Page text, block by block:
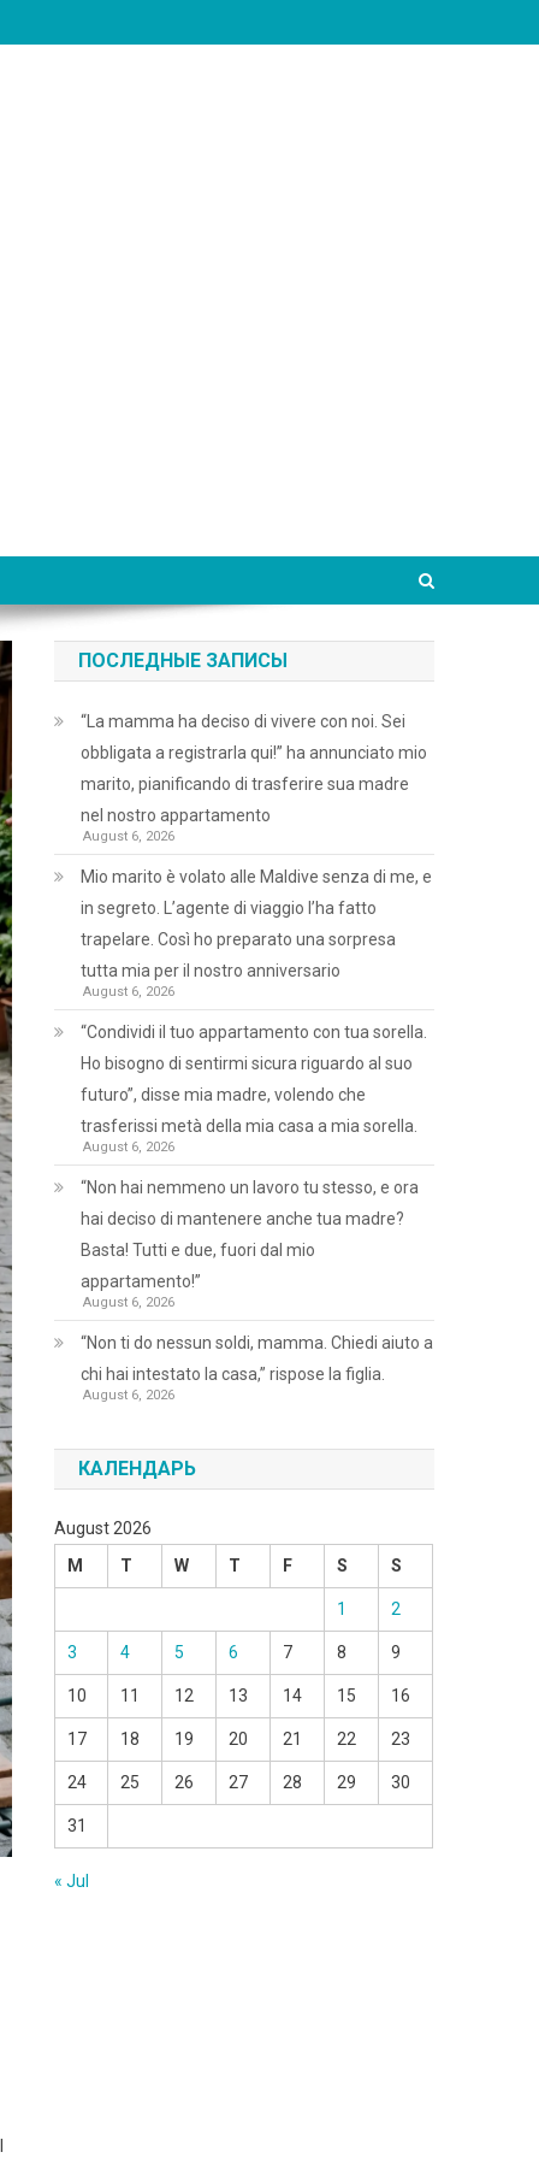
ПОСЛЕДНЫЕ ЗАПИСЫ
“La mamma ha deciso di vivere con noi. Sei
obbligata a registrarla qui!” ha annunciato mio
marito, pianificando di trasferire sua madre
nel nostro appartamento
August 6, 2026
Mio marito è volato alle Maldive senza di me, e
in segreto. L’agente di viaggio l’ha fatto
trapelare. Così ho preparato una sorpresa
tutta mia per il nostro anniversario
August 6, 2026
“Condividi il tuo appartamento con tua sorella.
Ho bisogno di sentirmi sicura riguardo al suo
futuro”, disse mia madre, volendo che
trasferissi metà della mia casa a mia sorella.
August 6, 2026
“Non hai nemmeno un lavoro tu stesso, e ora
hai deciso di mantenere anche tua madre?
Basta! Tutti e due, fuori dal mio
appartamento!”
August 6, 2026
“Non ti do nessun soldi, mamma. Chiedi aiuto a
chi hai intestato la casa,” rispose la figlia.
August 6, 2026
КАЛЕНДАРЬ
August 2026
M
T W T F S S
1 2
3 4 5 6 7 8 9
10 11 12 13 14 15 16
17 18 19 20 21 22 23
24 25 26 27 28 29 30
31
« Jul